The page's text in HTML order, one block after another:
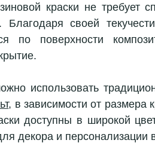
краски не требует
Благодаря своей
по поверхности
использовать
, в зависимости от размера
доступны в широкой
декора и персонализации